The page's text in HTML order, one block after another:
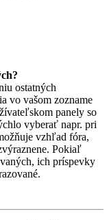
ostatných
vo vašom zozname
panely so
vyberať napr. pri
vzhľad fóra,
Pokiaľ
ich príspevky